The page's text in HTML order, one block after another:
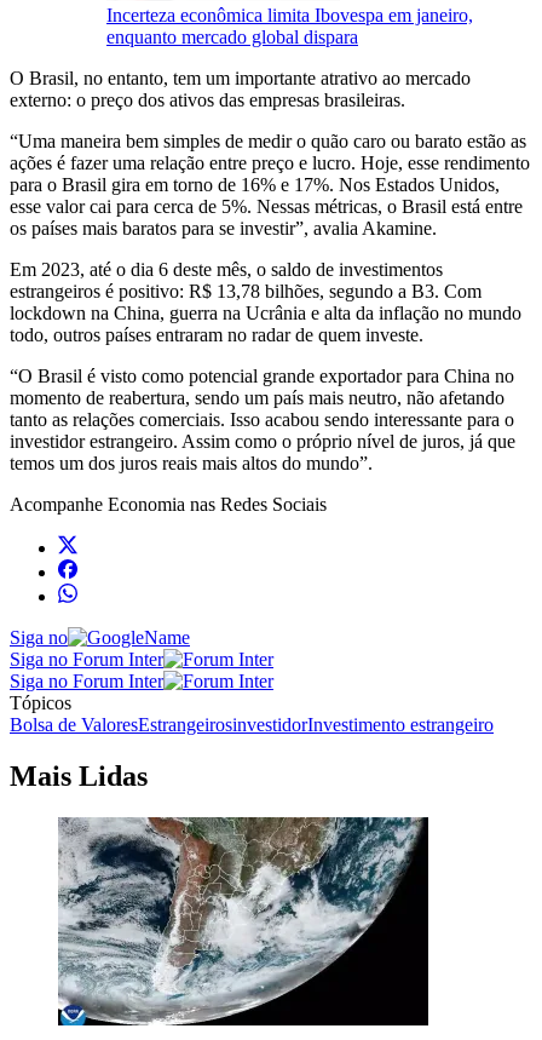
Incerteza econômica limita Ibovespa em janeiro,
enquanto mercado global dispara
O Brasil, no entanto, tem um importante atrativo ao mercado
externo: o preço dos ativos das empresas brasileiras.
“Uma maneira bem simples de medir o quão caro ou barato estão as
ações é fazer uma relação entre preço e lucro. Hoje, esse rendimento
para o Brasil gira em torno de 16% e 17%. Nos Estados Unidos,
esse valor cai para cerca de 5%. Nessas métricas, o Brasil está entre
os países mais baratos para se investir”, avalia Akamine.
Em 2023, até o dia 6 deste mês, o saldo de investimentos
estrangeiros é positivo: R$ 13,78 bilhões, segundo a B3. Com
lockdown na China, guerra na Ucrânia e alta da inflação no mundo
todo, outros países entraram no radar de quem investe.
“O Brasil é visto como potencial grande exportador para China no
momento de reabertura, sendo um país mais neutro, não afetando
tanto as relações comerciais. Isso acabou sendo interessante para o
investidor estrangeiro. Assim como o próprio nível de juros, já que
temos um dos juros reais mais altos do mundo”.
Acompanhe Economia nas Redes Sociais
Siga no
Siga no Forum Inter
Siga no Forum Inter
Tópicos
Bolsa de ValoresEstrangeirosinvestidorInvestimento estrangeiro
Mais Lidas